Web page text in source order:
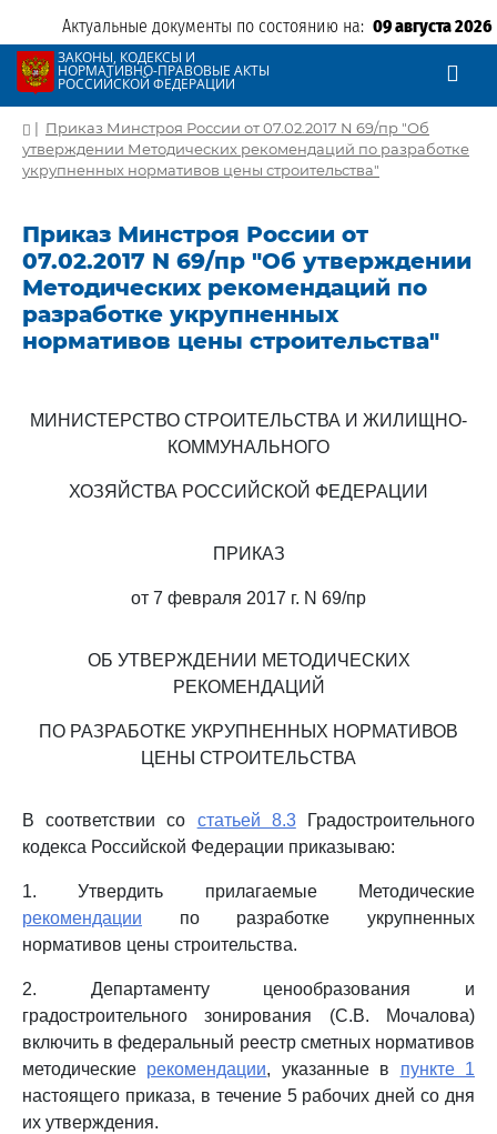
Актуальные документы по состоянию на: 09 августа 2026
ЗАКОНЫ, КОДЕКСЫ И
НОРМАТИВНО-ПРАВОВЫЕ АКТЫ
РОССИЙСКОЙ ФЕДЕРАЦИИ
| Приказ Минстроя России от 07.02.2017 N 69/пр "Об
утверждении Методических рекомендаций по разработке
укрупненных нормативов цены строительства"
Приказ Минстроя России от
07.02.2017 N 69/пр "Об утверждении
Методических рекомендаций по
разработке укрупненных
нормативов цены строительства"
МИНИСТЕРСТВО СТРОИТЕЛЬСТВА И ЖИЛИЩНО-
КОММУНАЛЬНОГО
ХОЗЯЙСТВА РОССИЙСКОЙ ФЕДЕРАЦИИ
ПРИКАЗ
от 7 февраля 2017 г. N 69/пр
ОБ УТВЕРЖДЕНИИ МЕТОДИЧЕСКИХ
РЕКОМЕНДАЦИЙ
ПО РАЗРАБОТКЕ УКРУПНЕННЫХ НОРМАТИВОВ
ЦЕНЫ СТРОИТЕЛЬСТВА
В соответствии со статьей 8.3Градостроительного
кодекса Российской Федерации приказываю:
1. Утвердить прилагаемые Методические
рекомендации по разработке укрупненных
нормативов цены строительства.
2. Департаменту ценообразования и
градостроительного зонирования (С.В. Мочалова)
включить в федеральный реестр сметных нормативов
методические рекомендации, указанные в пункте 1
настоящего приказа, в течение 5 рабочих дней со дня
их утверждения.